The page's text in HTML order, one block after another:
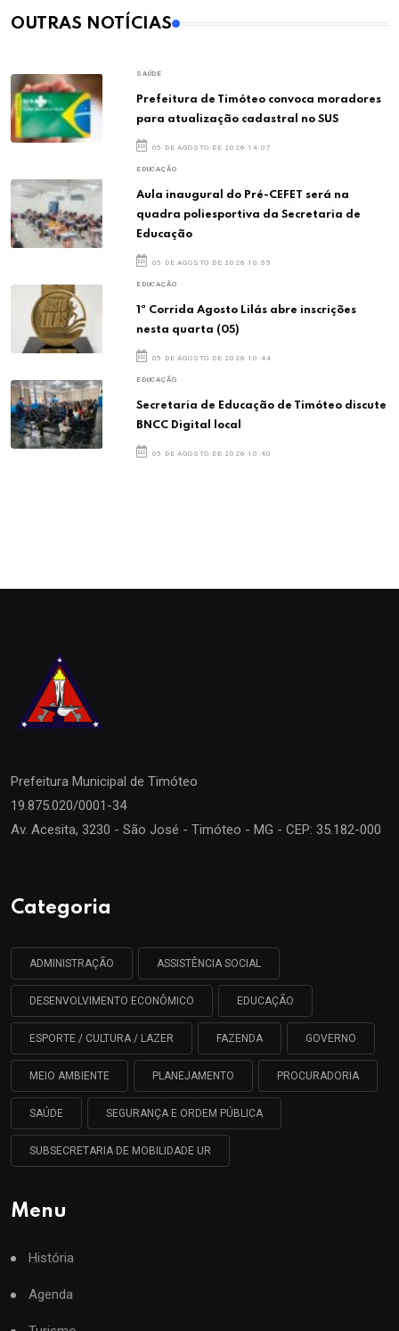
OUTRAS NOTÍCIAS
SAÚDE
Prefeitura de Timóteo convoca moradores
para atualização cadastral no SUS
05 DE AGOSTO DE 2026 14:07
EDUCAÇÃO
Aula inaugural do Pré-CEFET será na
quadra poliesportiva da Secretaria de
Educação
05 DE AGOSTO DE 2026 10:55
EDUCAÇÃO
1ª Corrida Agosto Lilás abre inscrições
nesta quarta (05)
05 DE AGOSTO DE 2026 10:44
EDUCAÇÃO
Secretaria de Educação de Timóteo discute
BNCC Digital local
05 DE AGOSTO DE 2026 10:40
Prefeitura Municipal de Timóteo
19.875.020/0001-34
Av. Acesita, 3230 - São José - Timóteo - MG - CEP: 35.182-000
Categoria
ADMINISTRAÇÃO ASSISTÊNCIA SOCIAL
DESENVOLVIMENTO ECONÔMICO EDUCAÇÃO
ESPORTE / CULTURA / LAZER FAZENDA GOVERNO
MEIO AMBIENTE PLANEJAMENTO PROCURADORIA
SAÚDE SEGURANÇA E ORDEM PÚBLICA
SUBSECRETARIA DE MOBILIDADE UR
Menu
História
Agenda